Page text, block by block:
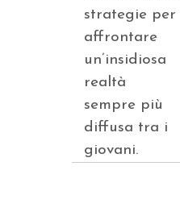
strategie per
affrontare
un’insidiosa
realtà
sempre più
diffusa tra i
giovani.